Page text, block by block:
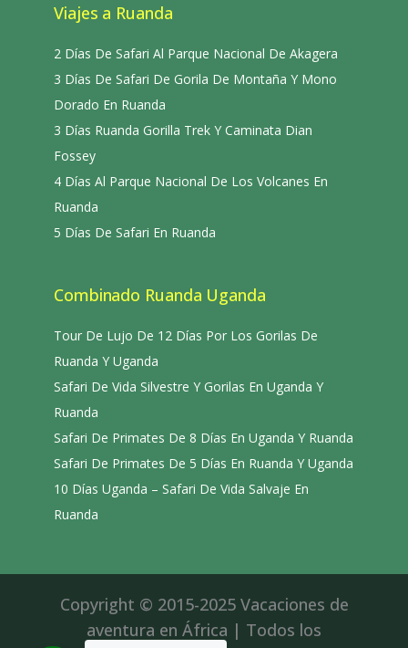
Viajes a Ruanda
2 Días De Safari Al Parque Nacional De Akagera
3 Días De Safari De Gorila De Montaña Y Mono
Dorado En Ruanda
3 Días Ruanda Gorilla Trek Y Caminata Dian
Fossey
4 Días Al Parque Nacional De Los Volcanes En
Ruanda
5 Días De Safari En Ruanda
Combinado Ruanda Uganda
Tour De Lujo De 12 Días Por Los Gorilas De
Ruanda Y Uganda
Safari De Vida Silvestre Y Gorilas En Uganda Y
Ruanda
Safari De Primates De 8 Días En Uganda Y Ruanda
Safari De Primates De 5 Días En Ruanda Y Uganda
10 Días Uganda – Safari De Vida Salvaje En
Ruanda
Copyright © 2015-2025 Vacaciones de
aventura en África | Todos los